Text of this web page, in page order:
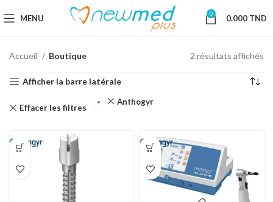
MENU 0 0.000 TND
Accueil Boutique 2 résultats affichés
Afficher la barre latérale
Effacer les filtres
Anthogyr